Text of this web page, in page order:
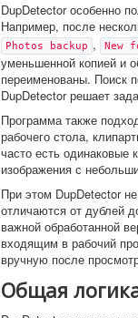
DupDetector особенно
Например, после
Photos backup , New
уменьшенной копией и
переименованы. Поиск
DupDetector решает
Программа также
рабочего стола,
часто есть одинаковые
изображения с
При этом DupDetector
отличаются от дублей
важной обработанной
входящим в рабочий
вручную после
Общая